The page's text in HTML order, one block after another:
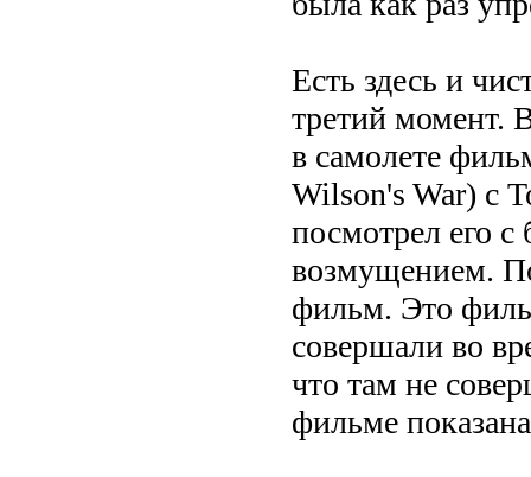
Есть здесь и
третий момент.
в самолете
Wilson's War) с
посмотрел его
возмущением.
фильм. Это
совершали во
что там не
фильме